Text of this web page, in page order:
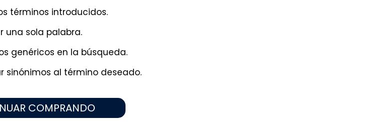
términos introducidos.
una sola palabra.
genéricos en la búsqueda.
sinónimos al término deseado.
COMPRANDO
niño